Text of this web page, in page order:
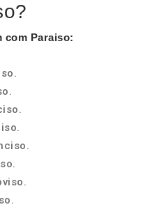
com Paraiso: